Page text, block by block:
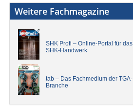
Weitere Fachmagazine
SHK Profi – Online-Portal für das
SHK-Handwerk
tab – Das Fachmedium der TGA-
Branche